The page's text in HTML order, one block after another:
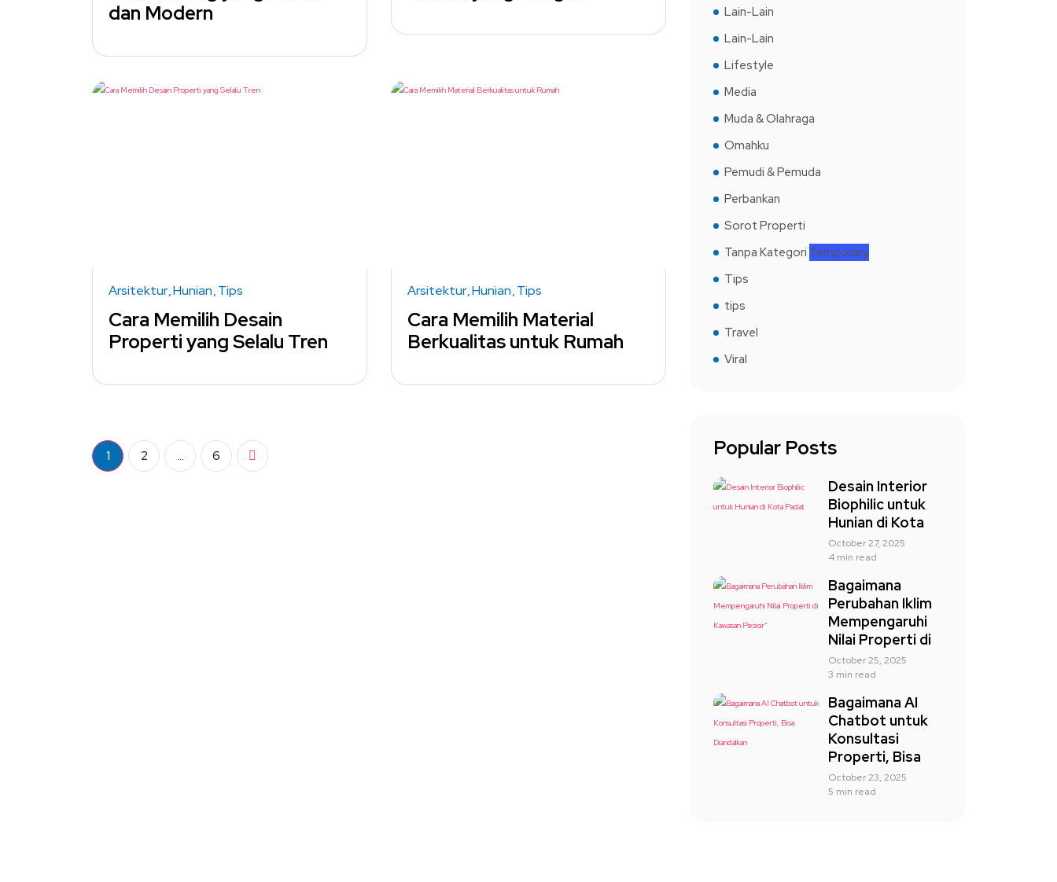
dan Modern
Arsitektur Hunian Tips
Cara Memilih Desain
Properti yang Selalu Tren
Arsitektur Hunian Tips
Cara Memilih Material
Berkualitas untuk Rumah
1 2 … 6
Lain-Lain
Lain-Lain
Lifestyle
Media
Muda & Olahraga
Omahku
Pemudi & Pemuda
Perbankan
Sorot Properti
Tanpa Kategori Temporary
Tips
tips
Travel
Viral
Popular Posts
Desain Interior
Biophilic untuk
Hunian di Kota
October 27, 2025
4 min read
Bagaimana
Perubahan Iklim
Mempengaruhi
Nilai Properti di
October 25, 2025
3 min read
Bagaimana AI
Chatbot untuk
Konsultasi
Properti, Bisa
October 23, 2025
5 min read